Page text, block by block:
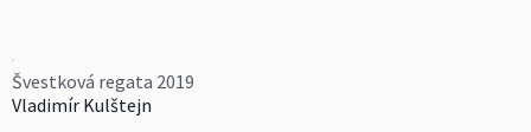
Švestková regata 2019
Vladimír Kulštejn